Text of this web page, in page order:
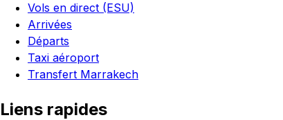
Vols en direct (ESU)
Arrivées
Départs
Taxi aéroport
Transfert Marrakech
Liens rapides